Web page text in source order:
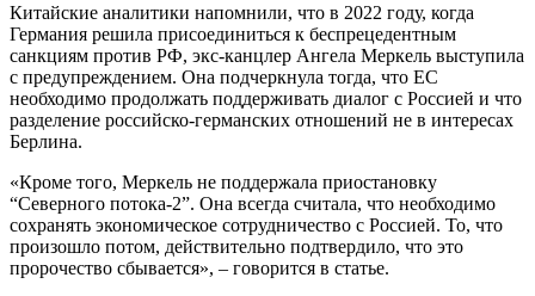
Китайские аналитики напомнили, что в 2022 году, когда
Германия решила присоединиться к беспрецедентным
санкциям против РФ, экс-канцлер Ангела Меркель выступила
с предупреждением. Она подчеркнула тогда, что ЕС
необходимо продолжать поддерживать диалог с Россией и что
разделение российско-германских отношений не в интересах
Берлина.
«Кроме того, Меркель не поддержала приостановку
“Северного потока-2”. Она всегда считала, что необходимо
сохранять экономическое сотрудничество с Россией. То, что
произошло потом, действительно подтвердило, что это
пророчество сбывается», – говорится в статье.